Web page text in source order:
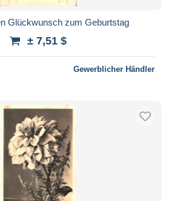
Glückwunsch zum Geburtstag
± 7,51 $
Gewerblicher Händler